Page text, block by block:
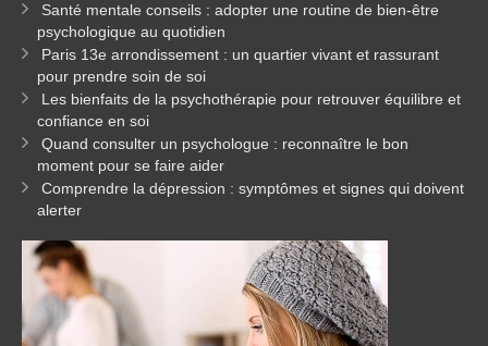
Santé mentale conseils : adopter une routine de bien-être
psychologique au quotidien
Paris 13e arrondissement : un quartier vivant et rassurant
pour prendre soin de soi
Les bienfaits de la psychothérapie pour retrouver équilibre et
confiance en soi
Quand consulter un psychologue : reconnaître le bon
moment pour se faire aider
Comprendre la dépression : symptômes et signes qui doivent
alerter